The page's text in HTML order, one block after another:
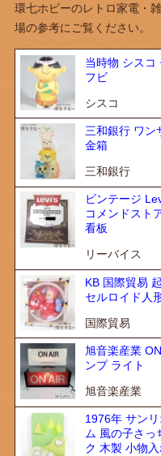
環七ホビーのレトロ家電・
場の参考にご覧ください。
当時物 シスコ
フビ
シスコ
三和銀行 ワン
金箱
三和銀行
ビンテージ
コメンドスト
看板
リーバイス
KB 国際貿易
セルロイド人
国際貿易
旭音楽産業
ンプ ライト
旭音楽産業
1976年 サン
ム 風の子さっ
ク 木製 小物